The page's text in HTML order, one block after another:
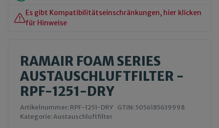
Es gibt Kompatibilitätseinschränkungen, hier klicken
für Hinweise
RAMAIR FOAM SERIES
AUSTAUSCHLUFTFILTER -
RPF-1251-DRY
Artikelnummer:RPF-1251-DRY GTIN:5056185639998
Kategorie:Austauschluftfilter